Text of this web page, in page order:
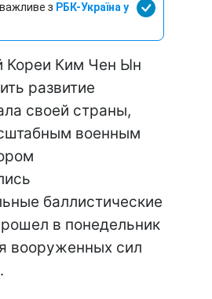
з РБК-Україна у
Кореи Ким Чен Ын
развитие
своей страны,
военным
баллистические
в понедельник
вооруженных сил